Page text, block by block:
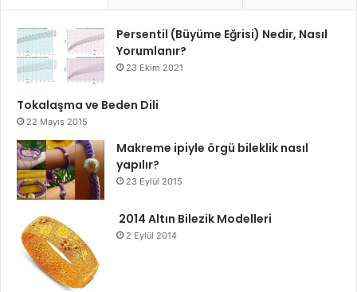
Persentil (Büyüme Eğrisi) Nedir, Nasıl
Yorumlanır?
23 Ekim 2021
Tokalaşma ve Beden Dili
22 Mayıs 2015
Makreme ipiyle örgü bileklik nasıl
yapılır?
23 Eylül 2015
2014 Altın Bilezik Modelleri
2 Eylül 2014